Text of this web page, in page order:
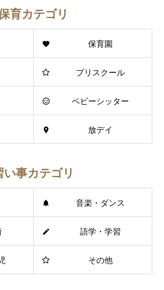
育カテゴリ
保育園
プリスクール
ベビーシッター
放デイ
い事カテゴリ
音楽・ダンス
語学・学習
その他